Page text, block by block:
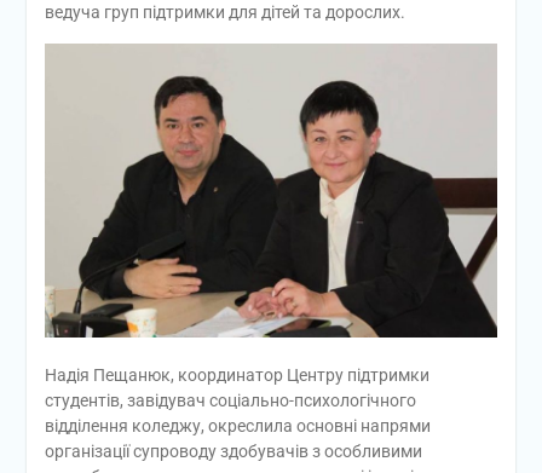
ведуча груп підтримки для дітей та дорослих.
Надія Пещанюк, координатор Центру підтримки
студентів, завідувач соціально-психологічного
відділення коледжу, окреслила основні напрями
організації супроводу здобувачів з особливими